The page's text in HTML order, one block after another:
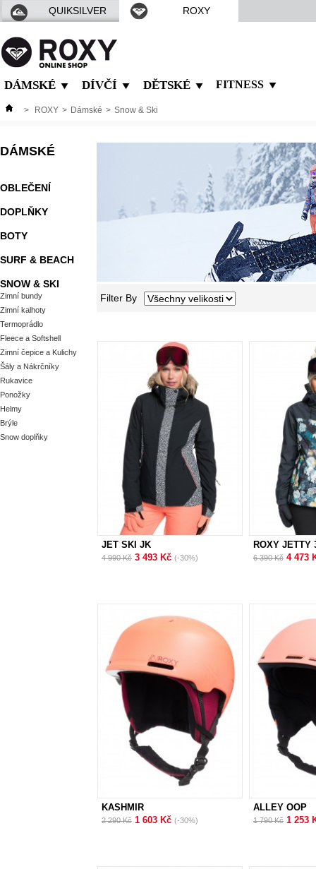
QUIKSILVER ROXY
DÁMSKÉ DÍVČÍ DĚTSKÉ FITNESS
> ROXY > Dámské > Snow & Ski
DÁMSKÉ
OBLEČENÍ
DOPLŇKY
BOTY
SURF & BEACH
SNOW & SKI
Zimní bundy
Zimní kalhoty
Termoprádlo
Fleece a Softshell
Zimní čepice a Kulichy
Šály a Nákrčníky
Rukavice
Ponožky
Helmy
Brýle
Snow doplňky
Filter By
JET SKI JK
4 990 Kč 3 493 Kč (-30%)
ROXY JETTY
6 390 Kč 4 473
KASHMIR
2 290 Kč 1 603 Kč (-30%)
ALLEY OOP
1 790 Kč 1 253